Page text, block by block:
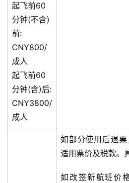
起飞前60
分钟(不含)
前:
CNY800/
成人
起飞前60
分钟(含)后:
CNY3800/
成人
如部分使用后退
适用票价及税款。
如改签新航班价